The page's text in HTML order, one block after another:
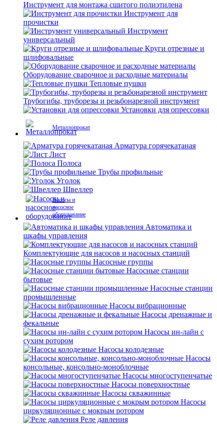
Инструмент для монтажа сшитого полиэтилена
Инструмент для
прочистки
Инструмент
универсальный
Круги отрезные и
шлифовальные
Оборудование сварочное и расходные материалы
Тепловые пушки
Трубогибы, труборезы и резьбонарезной инструмент
Установки для опрессовки
Металлопрокат
Арматура горячекатаная
Лист
Полоса
Трубы профильные
Уголок
Швеллер
Насосы и
насосное
оборудование
Автоматика и
шкафы управления
Комплектующие для насосов и насосных станций
Насосные группы
Насосные станции
бытовые
Насосные станции
промышленные
Насосы вибрационные
Насосы дренажные и
фекальные
Насосы ин-лайн с
сухим ротором
Насосы колодезные
Насосы
консольные, консольно-моноблочные
Насосы многоступенчатые
Насосы поверхностные
Насосы скважинные
Насосы
циркуляционные с мокрым ротором
Реле давления